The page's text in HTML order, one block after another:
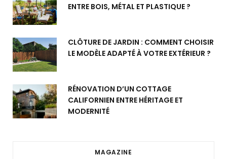
ENTRE BOIS, MÉTAL ET PLASTIQUE ?
CLÔTURE DE JARDIN : COMMENT CHOISIR
LE MODÈLE ADAPTÉ À VOTRE EXTÉRIEUR ?
RÉNOVATION D’UN COTTAGE
CALIFORNIEN ENTRE HÉRITAGE ET
MODERNITÉ
MAGAZINE